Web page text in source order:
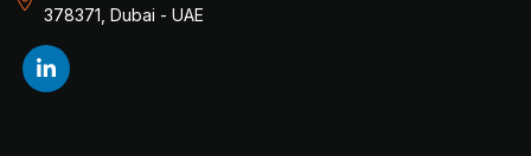
378371, Dubai - UAE